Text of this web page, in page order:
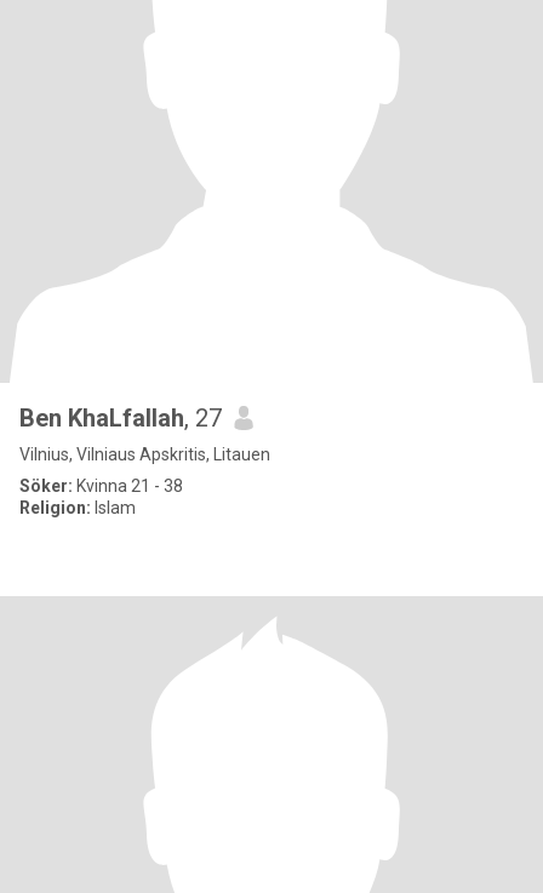
Ben KhaLfallah, 27
Vilnius, Vilniaus Apskritis, Litauen
Söker: Kvinna 21 - 38
Religion: Islam